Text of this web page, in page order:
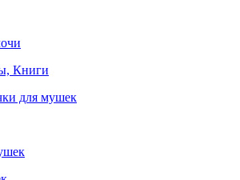
Книги
для мушек